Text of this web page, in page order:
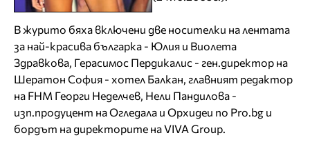
В журито бяха включени две носителки на лентата
за най-красива българка - Юлия и Виолета
Здравкова, Герасимос Пердикалис - ген.директор на
Шератон София - хотел Балкан, главният редактор
на FHM Георги Неделчев, Нели Пандилова -
изп.продуцент на Огледала и Орхидеи по Pro.bg и
бордът на директорите на VIVA Group.